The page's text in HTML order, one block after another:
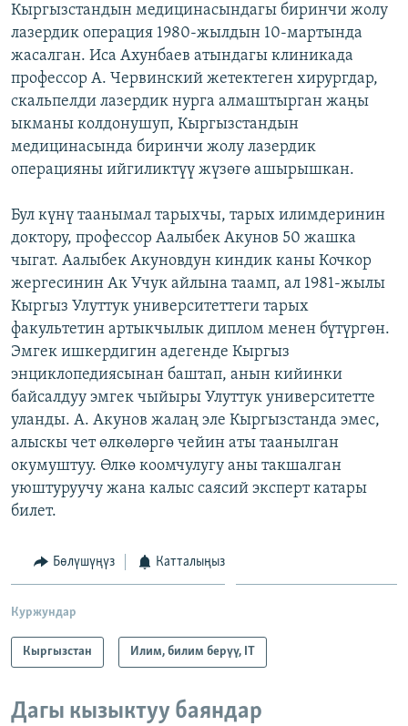
Кыргызстандын медицинасындагы биринчи жолу
лазердик операция 1980-жылдын 10-мартында
жасалган. Иса Ахунбаев атындагы клиникада
профессор А. Червинский жетектеген хирургдар,
скальпелди лазердик нурга алмаштырган жаңы
ыкманы колдонушуп, Кыргызстандын
медицинасында биринчи жолу лазердик
операцияны ийгиликтүү жүзөгө ашырышкан.
Бул күнү таанымал тарыхчы, тарых илимдеринин
доктору, профессор Аалыбек Акунов 50 жашка
чыгат. Аалыбек Акуновдун киндик каны Кочкор
жергесинин Ак Учук айлына таамп, ал 1981-жылы
Кыргыз Улуттук университеттеги тарых
факультетин артыкчылык диплом менен бүтүргөн.
Эмгек ишкердигин адегенде Кыргыз
энциклопедиясынан баштап, анын кийинки
байсалдуу эмгек чыйыры Улуттук университетте
уланды. А. Акунов жалаң эле Кыргызстанда эмес,
алыскы чет өлкөлөргө чейин аты таанылган
окумуштуу. Өлкө коомчулугу аны такшалган
уюштуруучу жана калыс саясий эксперт катары
билет.
Бөлүшүңүз Катталыңыз
Куржундар
Кыргызстан Илим, билим берүү, IT
Дагы кызыктуу баяндар